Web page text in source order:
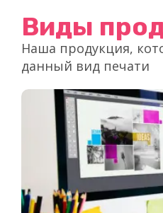
Виды
Наша продукция,
данный вид печати